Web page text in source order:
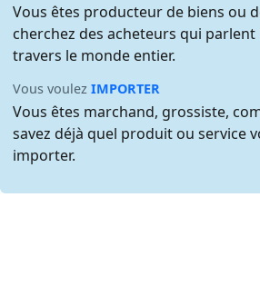
Vous êtes producteur de biens ou
cherchez des acheteurs qui parlent
travers le monde entier.
Vous voulezIMPORTER
Vous êtes marchand, grossiste,
savez déjà quel produit ou service
importer.